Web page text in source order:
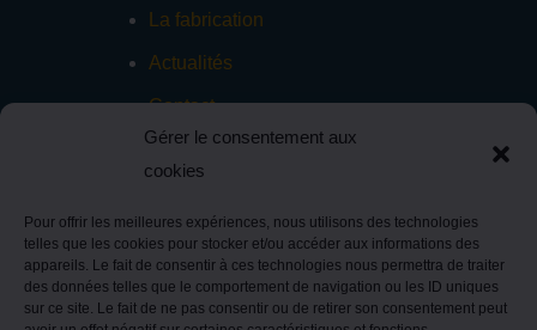
Gérer le consentement aux
cookies
Pour offrir les meilleures expériences, nous utilisons des technologies
telles que les cookies pour stocker et/ou accéder aux informations des
appareils. Le fait de consentir à ces technologies nous permettra de traiter
des données telles que le comportement de navigation ou les ID uniques
sur ce site. Le fait de ne pas consentir ou de retirer son consentement peut
La fabrication
Actualités
Contact
Brasserie Parisis – 3 Rue René Dumont – 77380
Combs la ville –Tel : 01 60 46 62 33–
contact@brasserie-parisis.com